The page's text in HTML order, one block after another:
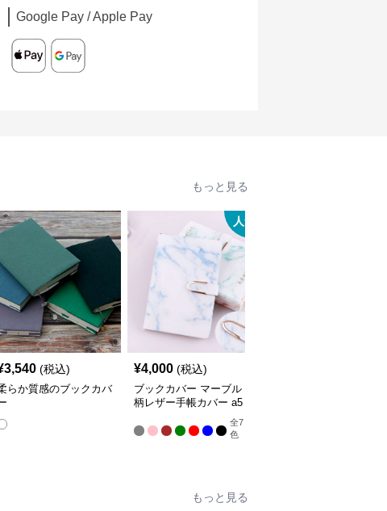
Google Pay / Apple Pay
もっと見る
3,540 (税込)
らか質感のブックカバ
人気
¥4,000 (税込)
ブックカバー マーブル
柄レザー手帳カバー a5
全7
色
もっと見る